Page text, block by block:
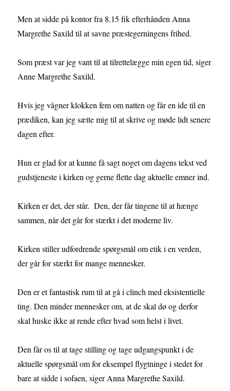
Men at sidde på kontor fra 8.15 fik efterhånden Anna
Margrethe Saxild til at savne præstegerningens frihed.
Som præst var jeg vant til at tilrettelægge min egen tid, siger
Anne Margrethe Saxild.
Hvis jeg vågner klokken fem om natten og får en ide til en
prædiken, kan jeg sætte mig til at skrive og møde lidt senere
dagen efter.
Hun er glad for at kunne få sagt noget om dagens tekst ved
gudstjeneste i kirken og gerne flette dag aktuelle emner ind.
Kirken er det, der står. Den, der får tingene til at hænge
sammen, når det går for stærkt i det moderne liv.
Kirken stiller udfordrende spørgsmål om etik i en verden,
der går for stærkt for mange mennesker.
Den er et fantastisk rum til at gå i clinch med eksistentielle
ting. Den minder mennesker om, at de skal dø og derfor
skal huske ikke at rende efter hvad som helst i livet.
Den får os til at tage stilling og tage udgangspunkt i de
aktuelle spørgsmål om for eksempel flygtninge i stedet for
bare at sidde i sofaen, siger Anna Margrethe Saxild.